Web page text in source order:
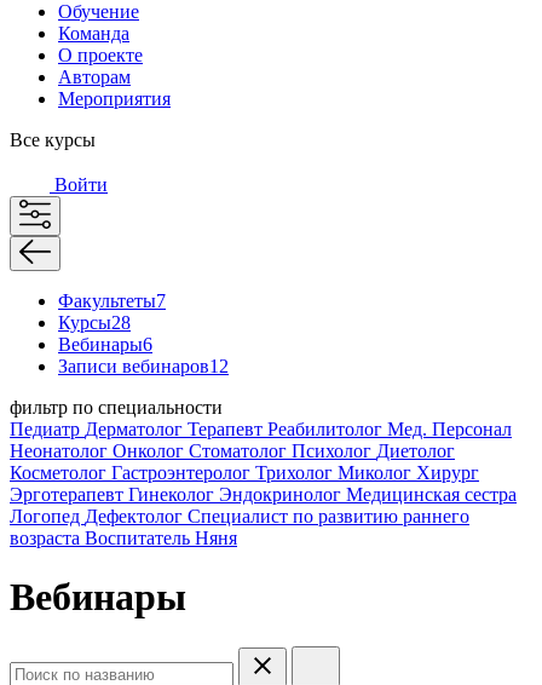
Обучение
Команда
О проекте
Авторам
Мероприятия
Все курсы
Войти
Факультеты7
Курсы28
Вебинары6
Записи вебинаров12
фильтр по специальности
Педиатр Дерматолог Терапевт Реабилитолог Мед. Персонал
Неонатолог Онколог Стоматолог Психолог Диетолог
Косметолог Гастроэнтеролог Трихолог Миколог Хирург
Эрготерапевт Гинеколог Эндокринолог Медицинская сестра
Логопед Дефектолог Специалист по развитию раннего
возраста Воспитатель Няня
Вебинары